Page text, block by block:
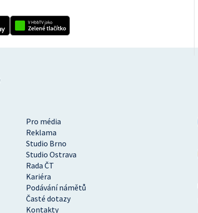
Pro média
Reklama
Studio Brno
Studio Ostrava
Rada ČT
Kariéra
Podávání námětů
Časté dotazy
Kontakty